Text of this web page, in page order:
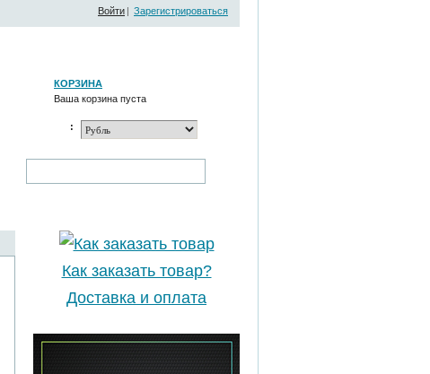
Войти | Зарегистрироваться
КОРЗИНА
Ваша корзина пуста
:
Как заказать товар?
Доставка и оплата